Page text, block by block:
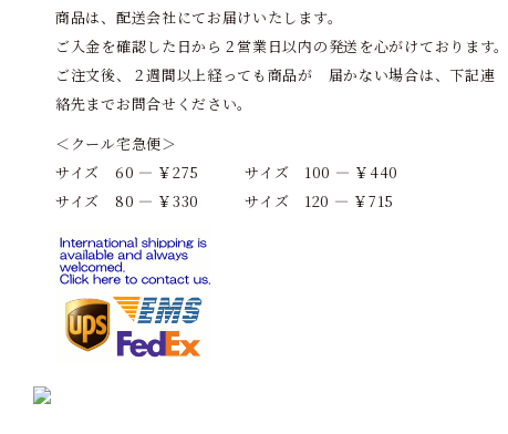
商品は、配送会社にてお届けいたします。
ご入金を確認した日から２営業日以内の発送を心がけております。
ご注文後、２週間以上経っても商品が 届かない場合は、下記連
絡先までお問合せください。
＜クール宅急便＞
サイズ 60 ― ￥275 サイズ 100 ― ￥440
サイズ 80 ― ￥330 サイズ 120 ― ￥715